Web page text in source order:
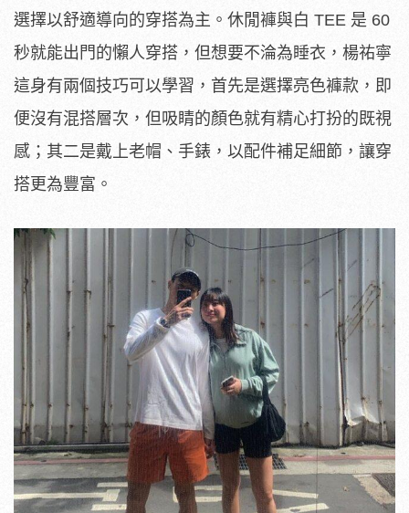
選擇以舒適導向的穿搭為主。休閒褲與白 TEE 是 60
秒就能出門的懶人穿搭，但想要不淪為睡衣，楊祐寧
這身有兩個技巧可以學習，首先是選擇亮色褲款，即
便沒有混搭層次，但吸睛的顏色就有精心打扮的既視
感；其二是戴上老帽、手錶，以配件補足細節，讓穿
搭更為豐富。